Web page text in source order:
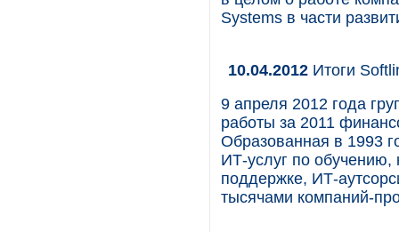
Systems в части
10.04.2012 Итоги
9 апреля 2012 года
работы за 2011
Образованная в 1993
ИТ-услуг по обучению,
поддержке, ИТ-
тысячами компаний-